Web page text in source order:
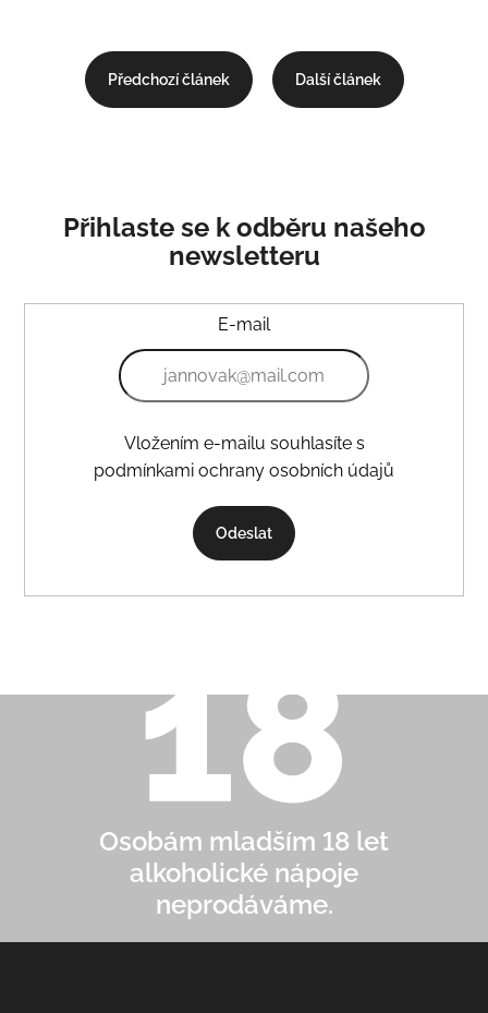
Předchozí článek Další článek
Přihlaste se k odběru našeho
newsletteru
E-mail
podmínkami ochrany osobních údajů
Odeslat
Osobám mladším 18 let
alkoholické nápoje
neprodáváme.